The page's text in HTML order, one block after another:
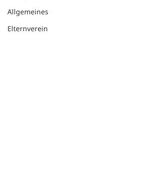
Allgemeines
Elternverein